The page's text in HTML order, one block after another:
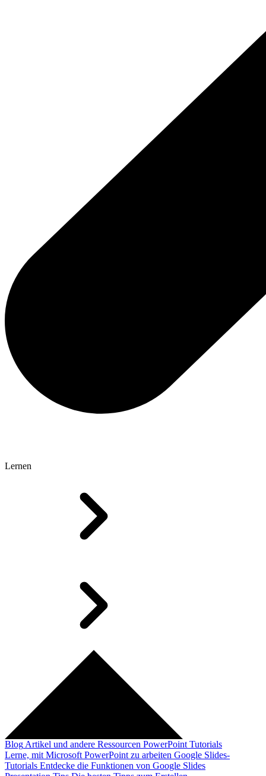
Lernen
Blog Artikel und andere Ressourcen PowerPoint Tutorials
Lerne, mit Microsoft PowerPoint zu arbeiten Google Slides-
Tutorials Entdecke die Funktionen von Google Slides